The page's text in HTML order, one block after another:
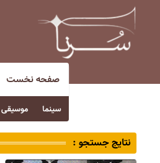
صفحه نخست
سینما موسیقی
نتایج جستجو :